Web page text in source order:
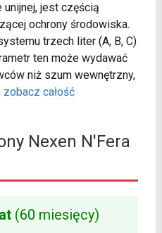
jest częścią
ochrony środowiska.
trzech liter (A, B, C)
ten może wydawać
niż szum wewnętrzny,
zobacz całość
Nexen N'Fera
(60 miesięcy)